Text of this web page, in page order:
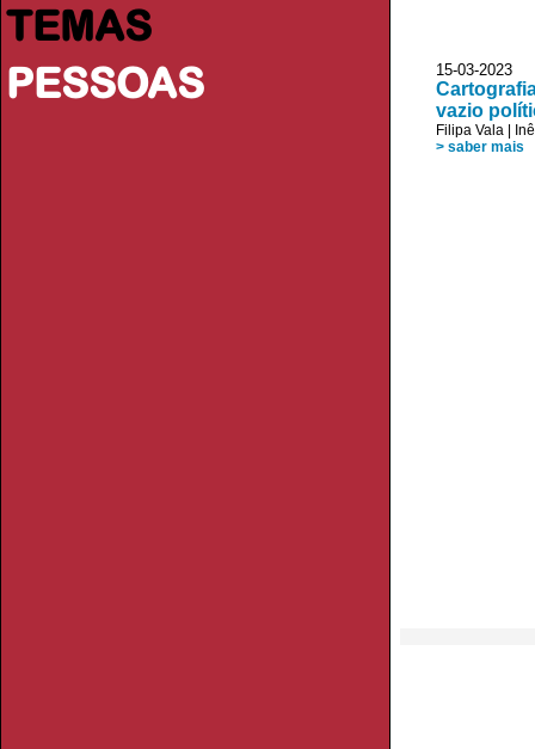
TEMAS
PESSOAS
15-03-
vazio
Filipa Vala
> saber mais